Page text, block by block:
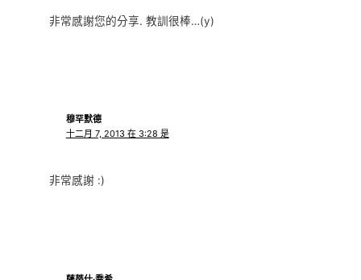
非常感謝您的分享. 教訓很棒…(y)
穆罕默德
十二月 7, 2013 在 3:28 是
非常感謝 :)